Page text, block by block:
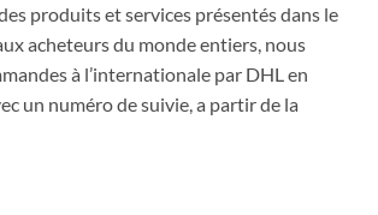
produits et services présentés dans le
acheteurs du monde entiers, nous
à l’internationale par DHL en
un numéro de suivie, a partir de la